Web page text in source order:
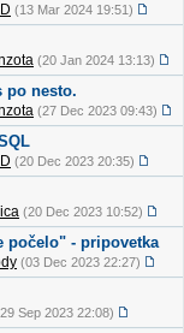
(13 Mar 2024 19:51)
(20 Jan 2024 13:13)
po nesto.
(27 Dec 2023 09:43)
(20 Dec 2023 20:35)
(20 Dec 2023 10:52)
počelo" - pripovetka
(03 Dec 2023 22:27)
Sep 2023 22:08)